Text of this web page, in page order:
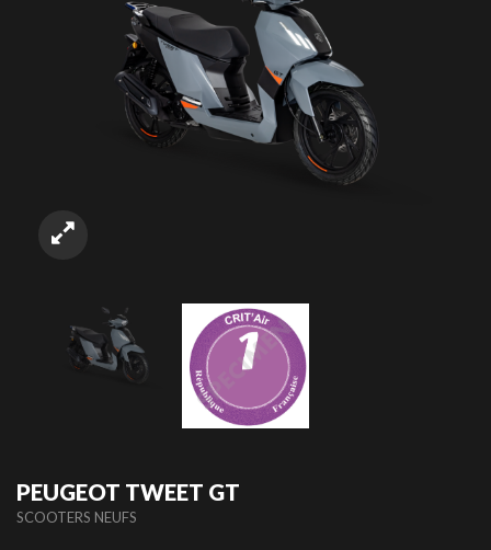
PEUGEOT TWEET GT
SCOOTERS NEUFS